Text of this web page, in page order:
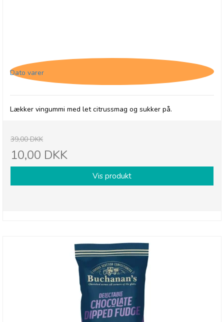
Dato varer
Lækker vingummi med let citrussmag og sukker på.
39,00 DKK
10,00 DKK
Vis produkt